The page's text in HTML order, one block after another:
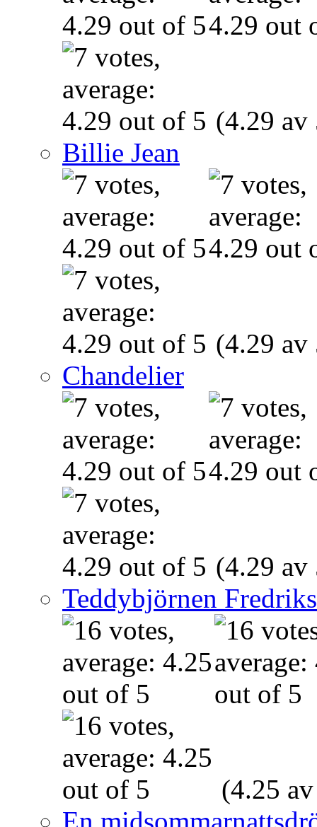
(4.29 av
Billie Jean
(4.29 av
Chandelier
(4.29 av
Teddybjörnen
(4.25